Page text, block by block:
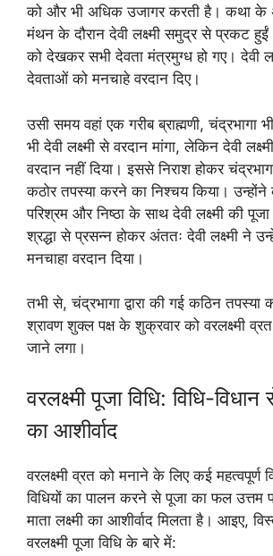
को और भी अधिक उजागर करती है। कथा के
मंथन के दौरान देवी लक्ष्मी समुद्र से प्रकट
को देखकर सभी देवता मंत्रमुग्ध हो गए। देवी
देवताओं को मनचाहे वरदान दिए।
उसी समय वहां एक गरीब ब्राह्मणी, चंद्रभागा
भी देवी लक्ष्मी से वरदान मांगा, लेकिन देवी
वरदान नहीं दिया। इससे निराश होकर
कठोर तपस्या करने का निश्चय किया। उन्होंने
परिश्रम और निष्ठा के साथ देवी लक्ष्मी की
श्रद्धा से प्रसन्न होकर अंततः देवी लक्ष्मी ने
मनचाहा वरदान दिया।
तभी से, चंद्रभागा द्वारा की गई कठिन तपस्या
श्रावण शुक्ल पक्ष के शुक्रवार को वरलक्ष्मी
जाने लगा।
वरलक्ष्मी पूजा विधि: विधि-विधान
का आशीर्वाद
वरलक्ष्मी व्रत को मनाने के लिए कई महत्वपूर्ण
विधियों का पालन करने से पूजा का फल उत्तम
माता लक्ष्मी का आशीर्वाद मिलता है। आइए,
वरलक्ष्मी पूजा विधि के बारे में: